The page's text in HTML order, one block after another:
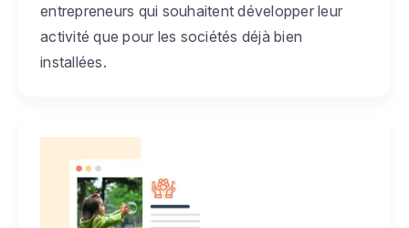
entrepreneurs qui souhaitent développer leur
activité que pour les sociétés déjà bien
installées.